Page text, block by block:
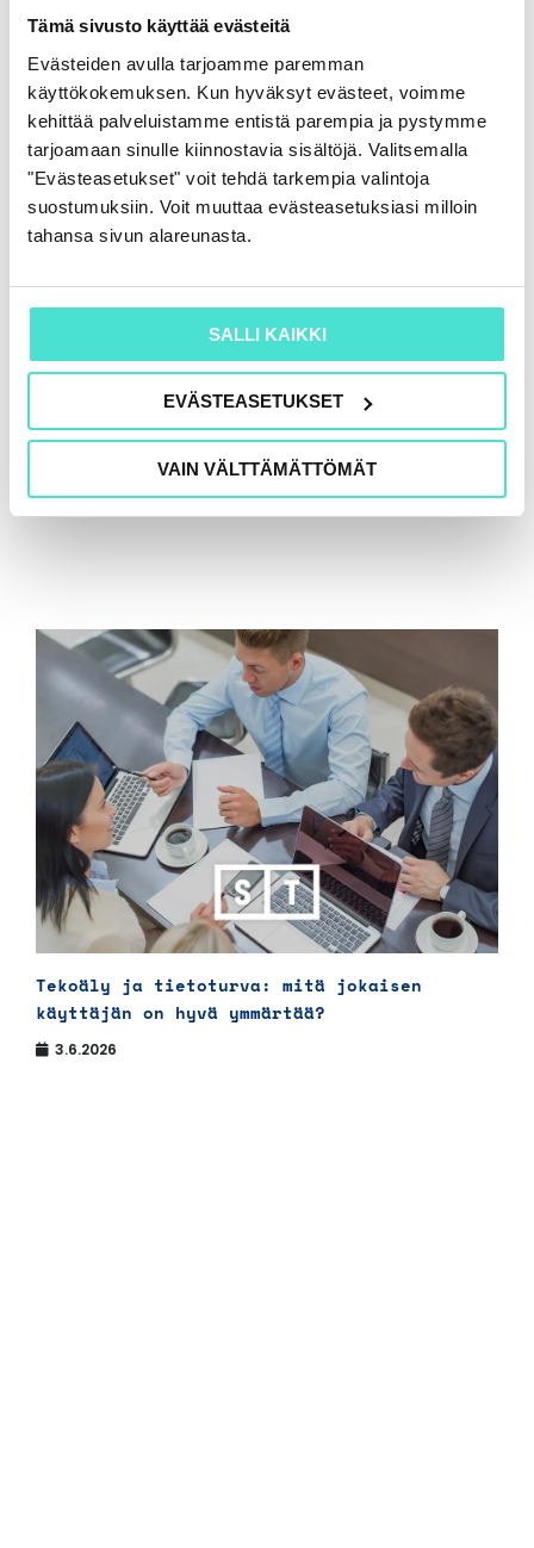
Tämä sivusto käyttää evästeitä
Evästeiden avulla tarjoamme paremman
käyttökokemuksen. Kun hyväksyt evästeet, voimme
kehittää palveluistamme entistä parempia ja pystymme
tarjoamaan sinulle kiinnostavia sisältöjä. Valitsemalla
"Evästeasetukset" voit tehdä tarkempia valintoja
suostumuksiin. Voit muuttaa evästeasetuksiasi milloin
tahansa sivun alareunasta.
SALLI KAIKKI
EVÄSTEASETUKSET
VAIN VÄLTTÄMÄTTÖMÄT
Tekoäly ja taloudellisen raportoinnin uusi
luotettavuustaso
16.6.2026
Tekoäly ja tietoturva: mitä jokaisen
käyttäjän on hyvä ymmärtää?
3.6.2026